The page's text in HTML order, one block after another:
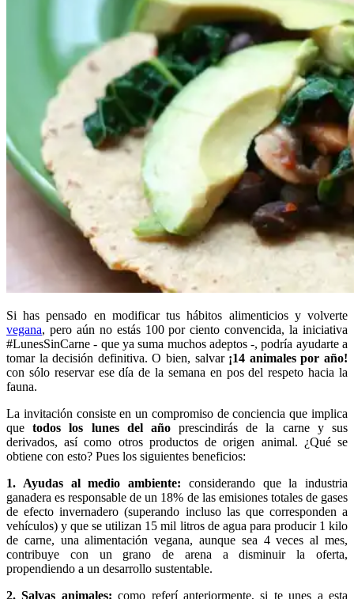
Si has pensado en modificar tus hábitos alimenticios y volverte
vegana, pero aún no estás 100 por ciento convencida, la iniciativa
#LunesSinCarne - que ya suma muchos adeptos -, podría ayudarte a
tomar la decisión definitiva. O bien, salvar ¡14 animales por año!
con sólo reservar ese día de la semana en pos del respeto hacia la
fauna.
La invitación consiste en un compromiso de conciencia que implica
quetodos los lunes del añoprescindirás de la carne y sus
derivados, así como otros productos de origen animal. ¿Qué se
obtiene con esto? Pues los siguientes beneficios:
1. Ayudas al medio ambiente: considerando que la industria
ganadera es responsable de un 18% de las emisiones totales de gases
de efecto invernadero (superando incluso las que corresponden a
vehículos) y que se utilizan 15 mil litros de agua para producir 1 kilo
de carne, una alimentación vegana, aunque sea 4 veces al mes,
contribuye con un grano de arena a disminuir la oferta,
propendiendo a un desarrollo sustentable.
2. Salvas animales: como referí anteriormente, si te unes a esta